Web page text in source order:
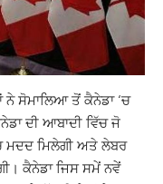
ਸੋਮਾਲਿਆ ਤੋਂ ਕੈਨੇਡਾ ‘ਚ
ਦੀ ਆਬਾਦੀ ਵਿੱਚ ਜੋ
ਮਿਲੇਗੀ ਅਤੇ ਲੇਬਰ
ਕੈਨੇਡਾ ਜਿਸ ਸਮੇਂ ਨਵੇਂ